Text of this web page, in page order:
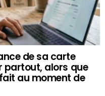
de sa carte
partout, alors que
au moment de